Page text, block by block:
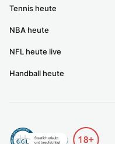
Tennis heute
NBA heute
NFL heute live
Handball heute